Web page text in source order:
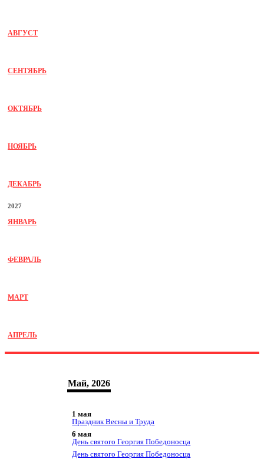
АВГУСТ
СЕНТЯБРЬ
ОКТЯБРЬ
НОЯБРЬ
ДЕКАБРЬ
2027
ЯНВАРЬ
ФЕВРАЛЬ
МАРТ
АПРЕЛЬ
Май, 2026
1 мая
Праздник Весны и Труда
6 мая
День святого Георгия Победоносца
День святого Георгия Победоносца